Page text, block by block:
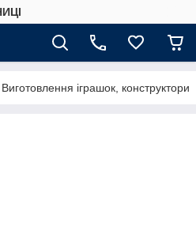
Виготовлення іграшок, конструктори